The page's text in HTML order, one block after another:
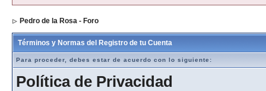
Pedro de la Rosa - Foro
Términos y Normas del Registro de tu Cuenta
Para proceder, debes estar de acuerdo con lo siguiente:
Política de Privacidad